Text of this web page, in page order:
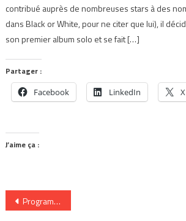
contribué auprès de nombreuses stars à des
dans Black or White, pour ne citer que lui), il
son premier album solo et se fait […]
Partager :
Facebook LinkedIn X
J’aime ça :
Navigation
Programme d’aide financière 2007-2010 de la relève de Montréal